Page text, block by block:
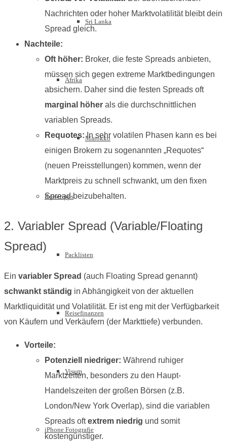
Sri Lanka
Afrika
Marokko
Reisetipps
Packlisten
Reisefinanzen
Visum
iPhone Fotografie
Nachrichten oder hoher Marktvolatilität bleibt dein
Spread gleich.
Nachteile:
Oft höher: Broker, die feste Spreads anbieten,
müssen sich gegen extreme Marktbedingungen
absichern. Daher sind die festen Spreads oft
marginal höher als die durchschnittlichen
variablen Spreads.
Requotes:In sehr volatilen Phasen kann es bei
einigen Brokern zu sogenannten „Requotes“
(neuen Preisstellungen) kommen, wenn der
Marktpreis zu schnell schwankt, um den fixen
Spread beizubehalten.
2. Variabler Spread (Variable/Floating
Spread)
Ein variabler Spread (auch Floating Spread genannt)
schwankt ständig in Abhängigkeit von der aktuellen
Marktliquidität und Volatilität. Er ist eng mit der Verfügbarkeit
von Käufern und Verkäufern (der Markttiefe) verbunden.
Vorteile:
Potenziell niedriger: Während ruhiger
Marktzeiten, besonders zu den Haupt-
Handelszeiten der großen Börsen (z.B.
London/New York Overlap), sind die variablen
Spreads oftextrem niedrig und somit
kostengünstiger.